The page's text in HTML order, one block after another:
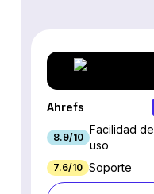
Ahrefs
8.9/10
Facilidad de
uso
7.6/10 Soporte